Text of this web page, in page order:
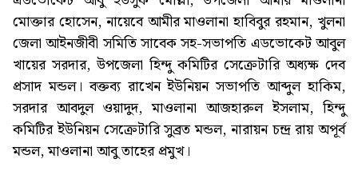
মোক্তার হোসেন, নায়েবে আমীর মাওলানা হাবিবুর রহমান, খুলনা
জেলা আইনজীবী সমিতি সাবেক সহ-সভাপতি এডভোকেট আবুল
খায়ের সরদার, উপজেলা হিন্দু কমিটির সেক্রেটারি অধ্যক্ষ দেব
প্রসাদ মন্ডল। বক্তব্য রাখেন ইউনিয়ন সভাপতি আব্দুল হাকিম,
সরদার আবদুল ওয়াদুদ, মাওলানা আজহারুল ইসলাম, হিন্দু
কমিটির ইউনিয়ন সেক্রেটারি সুব্রত মন্ডল, নারায়ন চন্দ্র রায় অপূর্ব
মন্ডল, মাওলানা আবু তাহের প্রমুখ।